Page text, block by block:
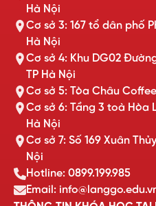
Hà Nội
Cơ sở 3: 167 tổ dân phố
Hà Nội
Cơ sở 4: Khu DG02
TP Hà Nội
Cơ sở 5: Tòa Châu
Cơ sở 6: Tầng 3 toà Hòa
Hà Nội
Cơ sở 7: Số 169 Xuân
Nội
Hotline: 0899.199.985
Email: